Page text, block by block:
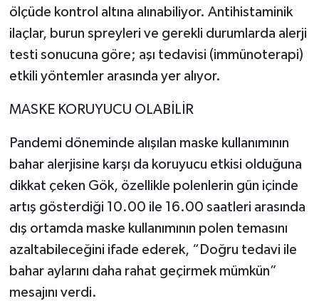
ölçüde kontrol altına alınabiliyor. Antihistaminik
ilaçlar, burun spreyleri ve gerekli durumlarda alerji
testi sonucuna göre; aşı tedavisi (immünoterapi)
etkili yöntemler arasında yer alıyor.
MASKE KORUYUCU OLABİLİR
Pandemi döneminde alışılan maske kullanımının
bahar alerjisine karşı da koruyucu etkisi olduğuna
dikkat çeken Gök, özellikle polenlerin gün içinde
artış gösterdiği 10.00 ile 16.00 saatleri arasında
dış ortamda maske kullanımının polen temasını
azaltabileceğini ifade ederek, “Doğru tedavi ile
bahar aylarını daha rahat geçirmek mümkün”
mesajını verdi.